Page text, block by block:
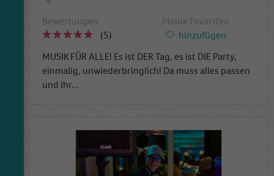
Bewertungen
(5)
Meine Favoriten
hinzufügen
MUSIK FÜR ALLE! Es ist DER Tag, es ist DIE Party,
einmalig, unwiederbringlich! Da muss alles passen
und Ihr...